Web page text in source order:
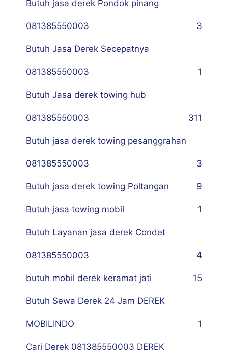
Butuh jasa derek Pondok pinang
081385550003 3
Butuh Jasa Derek Secepatnya
081385550003 1
Butuh Jasa derek towing hub
081385550003 311
Butuh jasa derek towing pesanggrahan
081385550003 3
Butuh jasa derek towing Poltangan 9
Butuh jasa towing mobil 1
Butuh Layanan jasa derek Condet
081385550003 4
butuh mobil derek keramat jati 15
Butuh Sewa Derek 24 Jam DEREK
MOBILINDO 1
Cari Derek 081385550003 DEREK